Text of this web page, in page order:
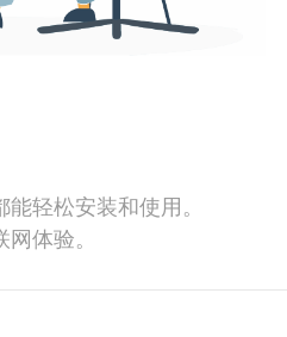
轻松安装和使用。
体验。